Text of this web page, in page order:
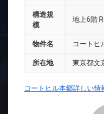
構造規
模
地上6階
物件名 コートヒ
所在地 東京都文
コートヒル本郷詳しい情